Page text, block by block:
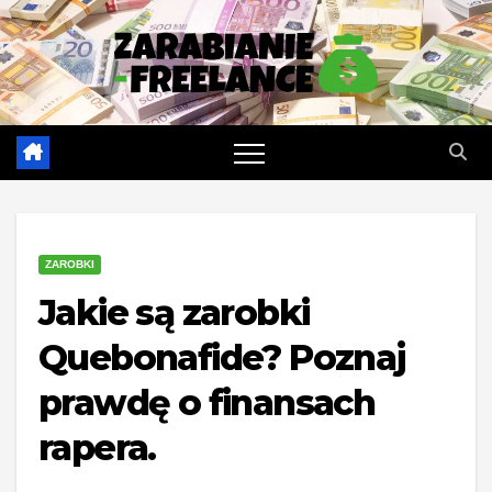
Skip
to
content
ZAROBKI
Jakie są zarobki
Quebonafide? Poznaj
prawdę o finansach
rapera.